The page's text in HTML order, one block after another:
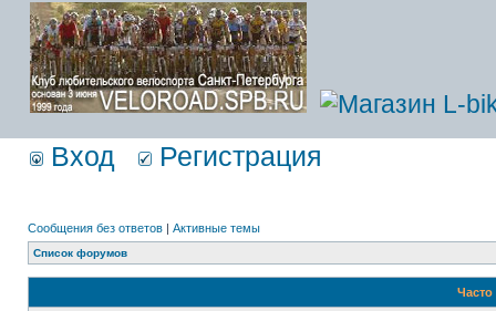
Вход Регистрация
Сообщения без ответов | Активные темы
Список форумов